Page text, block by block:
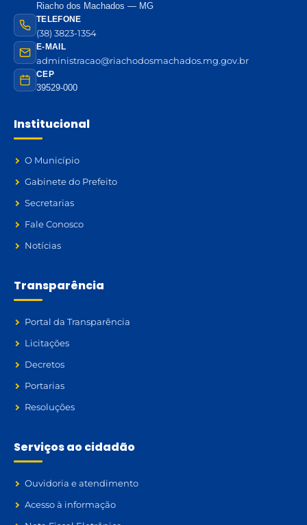
Riacho dos Machados — MG
TELEFONE
(38) 3823-1354
E-MAIL
administracao@riachodosmachados.mg.gov.br
CEP
39529-000
Institucional
O Município
Gabinete do Prefeito
Secretarias
Fale Conosco
Notícias
Transparência
Portal da Transparência
Licitações
Decretos
Portarias
Resoluções
Serviços ao cidadão
Ouvidoria e atendimento
Acesso à informação